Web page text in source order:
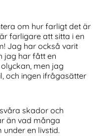
om hur farligt det är
farligare att sitta i en
Jag har också varit
jag har fått en
men jag
och ingen ifrågasätter
skador och
än vad många
en livstid.